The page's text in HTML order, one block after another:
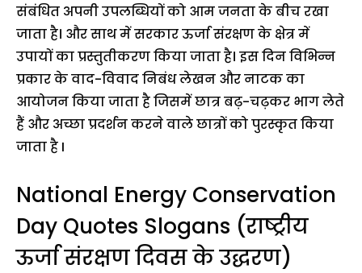
संबंधित अपनी उपलब्धियों को आम जनता के बीच रखा
जाता है। और साथ में सरकार ऊर्जा संरक्षण के क्षेत्र में
उपायों का प्रस्तुतीकरण किया जाता है। इस दिन विभिन्न
प्रकार के वाद-विवाद निबंध लेखन और नाटक का
आयोजन किया जाता है जिसमें छात्र बढ़-चढ़कर भाग लेते
हैं और अच्छा प्रदर्शन करने वाले छात्रों को पुरस्कृत किया
जाता है I
National Energy Conservation
Day Quotes Slogans (राष्ट्रीय
ऊर्जा संरक्षण दिवस के उद्धरण)